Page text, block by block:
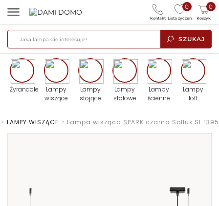
SZUKAJ
0
Lista życzeń
0
Koszyk
Kontakt
Żyrandole
Lampy
wiszące
Lampy
stojące
Lampy
stołowe
Lampy
ścienne
Lampy
loft
> LAMPY WISZĄCE > Lampa wisząca SPARK czarna Sollux SL.1395